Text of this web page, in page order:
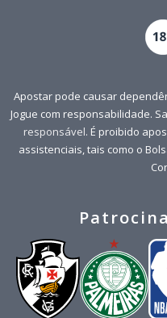
Apostar pode causar
Jogue com responsabilidade.
responsável. É proibido
assistenciais, tais como o